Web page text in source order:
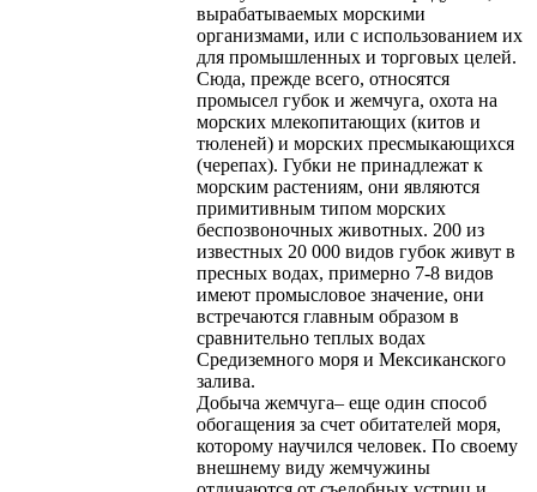
вырабатываемых морскими
организмами, или с использованием их
для промышленных и торговых целей.
Сюда, прежде всего, относятся
промысел губок и жемчуга, охота на
морских млекопитающих (китов и
тюленей) и морских пресмыкающихся
(черепах). Губки не принадлежат к
морским растениям, они являются
примитивным типом морских
беспозвоночных животных. 200 из
известных 20 000 видов губок живут в
пресных водах, примерно 7-8 видов
имеют промысловое значение, они
встречаются главным образом в
сравнительно теплых водах
Средиземного моря и Мексиканского
залива.
Добыча жемчуга– еще один способ
обогащения за счет обитателей моря,
которому научился человек. По своему
внешнему виду жемчужины